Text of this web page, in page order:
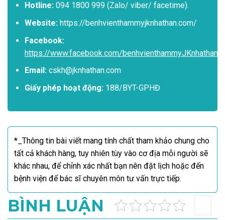
Hotline:094 1800 999 (Zalo/ viber/ facetime).
Website:https://benhvienthammyjknhathan.com/
Facebook:
https://www.facebook.com/benhvienthammyJKnhathan
Email:cskh@jknhathan.com
Giấy phép hoạt động:188/BYT-GPHĐ
*_Thông tin bài viết mang tính chất tham khảo chung cho
tất cả khách hàng, tuy nhiên tùy vào cơ địa mỗi người sẽ
khác nhau, để chỉnh xác nhất bạn nên đặt lịch hoặc đến
bệnh viện để bác sĩ chuyên môn tư vấn trực tiếp.
BÌNH LUẬN